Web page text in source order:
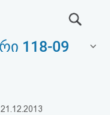
118-09